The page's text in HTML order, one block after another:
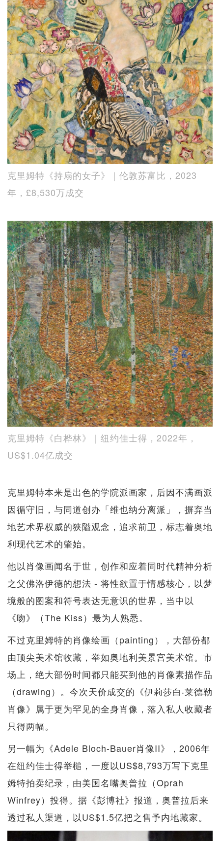
克里姆特《持扇的女子》｜伦敦苏富比，2023
年，£8,530万成交
克里姆特《白桦林》｜纽约佳士得，2022年，
US$1.04亿成交
克里姆特本来是出色的学院派画家，后因不满画派
因循守旧，与同道创办「维也纳分离派」，摒弃当
地艺术界权威的狭隘观念，追求前卫，标志着奥地
利现代艺术的肇始。
他以肖像画闻名于世，创作和应着同时代精神分析
之父佛洛伊德的想法 - 将性欲置于情感核心，以梦
境般的图案和符号表达无意识的世界，当中以
《吻》（The Kiss）最为人熟悉。
不过克里姆特的肖像绘画（painting），大部份都
由顶尖美术馆收藏，举如奥地利美景宫美术馆。市
场上，绝大部份时间都只能买到他的肖像素描作品
（drawing）。今次天价成交的《伊莉莎白‧莱德勒
肖像》属于更为罕见的全身肖像，落入私人收藏者
只得两幅。
另一幅为《Adele Bloch-Bauer肖像II》，2006年
在纽约佳士得举槌，一度以US$8,793万写下克里
姆特拍卖纪录，由美国名嘴奥普拉（Oprah
Winfrey）投得。据《彭博社》报道，奥普拉后来
透过私人渠道，以US$1.5亿把之售予内地藏家。